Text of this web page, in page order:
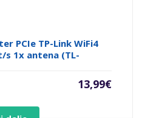
PCIe TP-Link WiFi4
s 1x antena (TL-
13,99€